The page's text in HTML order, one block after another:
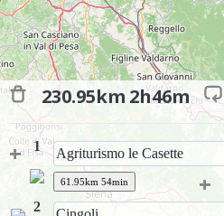
230.95km 2h46m
+ 1
61.95km 54min +
2